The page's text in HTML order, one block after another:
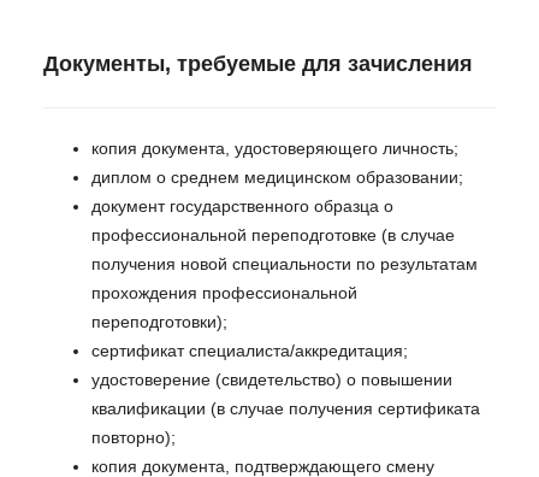
Документы, требуемые для зачисления
копия документа, удостоверяющего личность;
диплом о среднем медицинском образовании;
документ государственного образца о
профессиональной переподготовке (в случае
получения новой специальности по результатам
прохождения профессиональной
переподготовки);
сертификат специалиста/аккредитация;
удостоверение (свидетельство) о повышении
квалификации (в случае получения сертификата
повторно);
копия документа, подтверждающего смену